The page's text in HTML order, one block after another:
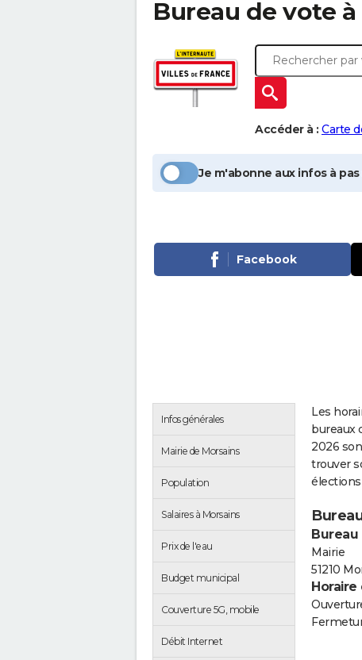
Bureau de vote à
Accéder à : Carte
Je m'abonne aux infos à
Facebook
Infos générales
Mairie de Morsains
Population
Salaires à Morsains
Prix de l'eau
Budget municipal
Couverture 5G, mobile
Débit Internet
Les
bureaux
2026
trouver
Mairie
51210